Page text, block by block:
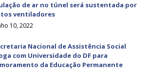
de ar no túnel será sustentada por
ventiladores
10, 2022
Nacional de Assistência Social
com Universidade do DF para
da Educação Permanente